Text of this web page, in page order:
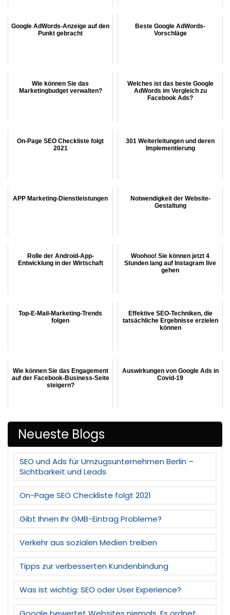
Google AdWords-Anzeige auf den
Punkt gebracht
Beste Google AdWords-
Vorschläge
Wie können Sie das
Marketingbudget verwalten?
Welches ist das beste Google
AdWords im Vergleich zu
Facebook Ads?
On-Page SEO Checkliste folgt
2021
301 Weiterleitungen und deren
Implementierung
APP Marketing-Dienstleistungen
Notwendigkeit der Website-
Gestaltung
Rolle der Android-App-
Entwicklung in der Wirtschaft
Woohoo! Sie können jetzt 4
Stunden lang auf Instagram live
gehen
Top-E-Mail-Marketing-Trends
folgen
Effektive SEO-Techniken, die
tatsächliche Ergebnisse erzielen
können
Wie können Sie das Engagement
auf der Facebook-Business-Seite
steigern?
Auswirkungen von Google Ads in
Covid-19
Neueste Blogs
SEO und Ads für Umzugsunternehmen Berlin –
Sichtbarkeit und Leads
On-Page SEO Checkliste folgt 2021
Gibt Ihnen Ihr GMB-Eintrag Probleme?
Verkehr aus sozialen Medien treiben
Tipps zur verbesserten Kundenbindung
Was ist wichtig: SEO oder User Experience?